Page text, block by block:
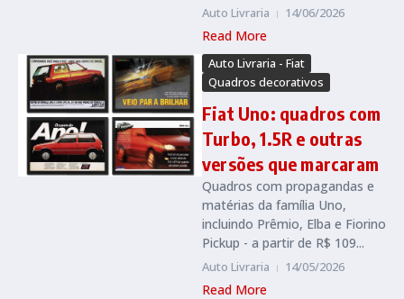
Auto Livraria 14/06/2026
Read More
Auto Livraria - Fiat
Quadros decorativos
Fiat Uno: quadros com
Turbo, 1.5R e outras
versões que marcaram
Quadros com propagandas e
matérias da família Uno,
incluindo Prêmio, Elba e Fiorino
Pickup - a partir de R$ 109...
Auto Livraria 14/05/2026
Read More